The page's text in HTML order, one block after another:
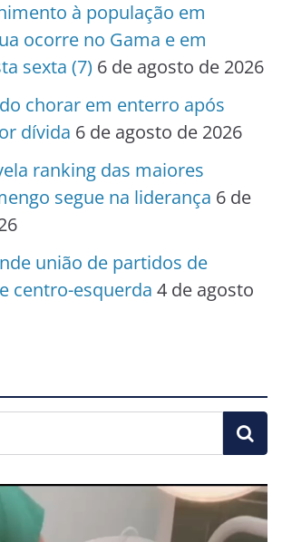
à população em
ocorre no Gama e em
sexta (7) 6 de agosto de 2026
chorar em enterro após
dívida 6 de agosto de 2026
ranking das maiores
segue na liderança 6 de
união de partidos de
centro-esquerda 4 de agosto